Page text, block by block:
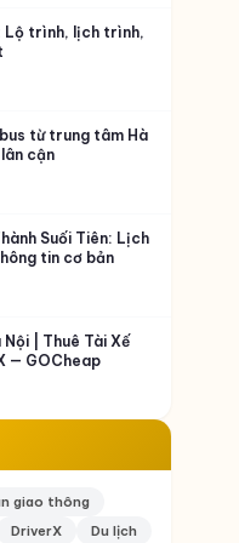
Lộ trình, lịch trình,
từ trung tâm Hà
cận
Suối Tiên: Lịch
tin cơ bản
Nội | Thuê Tài Xế
— GOCheap
giao thông
DriverX
Du lịch